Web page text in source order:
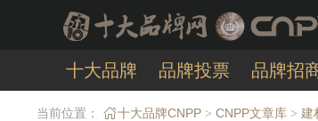
十大品牌 品牌投票 品牌招
当前位置： 十大品牌CNPP > CNPP文章库 > 建